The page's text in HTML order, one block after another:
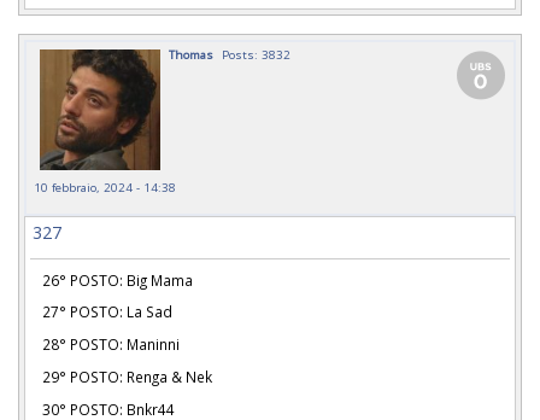
Thomas Posts: 3832
10 febbraio, 2024 - 14:38
327
26° POSTO: Big Mama
27° POSTO: La Sad
28° POSTO: Maninni
29° POSTO: Renga & Nek
30° POSTO: Bnkr44